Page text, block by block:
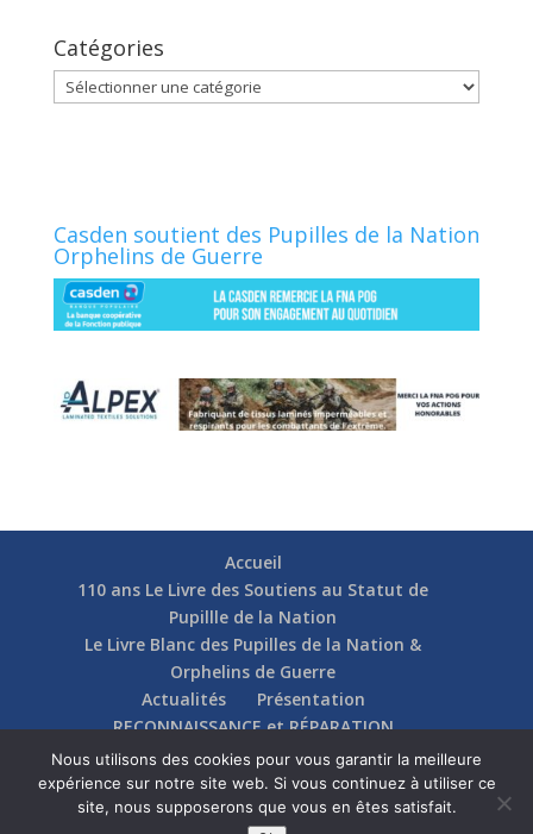
Catégories
Catégories
Casden soutient des Pupilles de la Nation
Orphelins de Guerre
Accueil
110 ans Le Livre des Soutiens au Statut de
Pupillle de la Nation
Le Livre Blanc des Pupilles de la Nation &
Orphelins de Guerre
Actualités
Présentation
RECONNAISSANCE et RÉPARATION
Nos soutiens
Fédérations
Actions
Communication
Contact
Nous utilisons des cookies pour vous garantir la meilleure
expérience sur notre site web. Si vous continuez à utiliser ce
site, nous supposerons que vous en êtes satisfait.